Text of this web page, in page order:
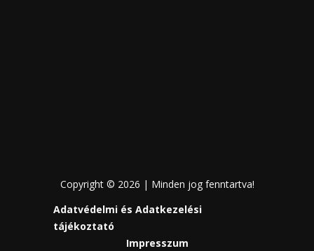
Copyright © 2026 | Minden jog fenntartva!
Adatvédelmi és Adatkezelési
tájékoztató
Impresszum